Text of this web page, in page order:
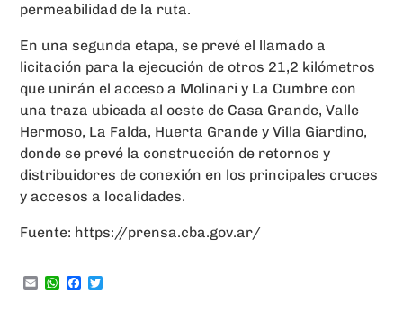
permeabilidad de la ruta.
En una segunda etapa, se prevé el llamado a
licitación para la ejecución de otros 21,2 kilómetros
que unirán el acceso a Molinari y La Cumbre con
una traza ubicada al oeste de Casa Grande, Valle
Hermoso, La Falda, Huerta Grande y Villa Giardino,
donde se prevé la construcción de retornos y
distribuidores de conexión en los principales cruces
y accesos a localidades.
Fuente: https://prensa.cba.gov.ar/
EmailWhatsApp
Facebook